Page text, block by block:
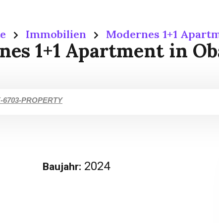
Immobilien Modernes 1+1
1+1 Apartment in
6703-PROPERTY
Baujahr: 2024